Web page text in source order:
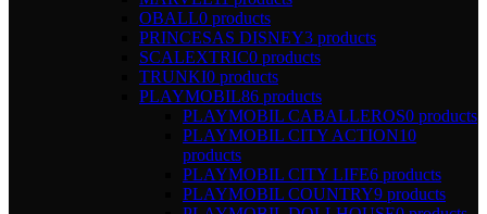
OBALL0 products
PRINCESAS DISNEY3 products
SCALEXTRIC0 products
TRUNKI0 products
PLAYMOBIL86 products
PLAYMOBIL CABALLEROS0 products
PLAYMOBIL CITY ACTION10
products
PLAYMOBIL CITY LIFE6 products
PLAYMOBIL COUNTRY9 products